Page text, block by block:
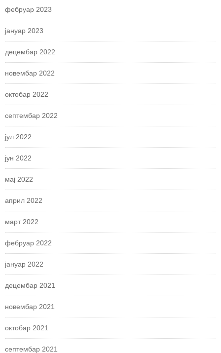
фебруар 2023
јануар 2023
децембар 2022
новембар 2022
октобар 2022
септембар 2022
јул 2022
јун 2022
мај 2022
април 2022
март 2022
фебруар 2022
јануар 2022
децембар 2021
новембар 2021
октобар 2021
септембар 2021